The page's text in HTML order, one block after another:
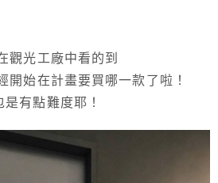
觀光工廠中看的到
開始在計畫要買哪一款了啦！
有點難度耶！